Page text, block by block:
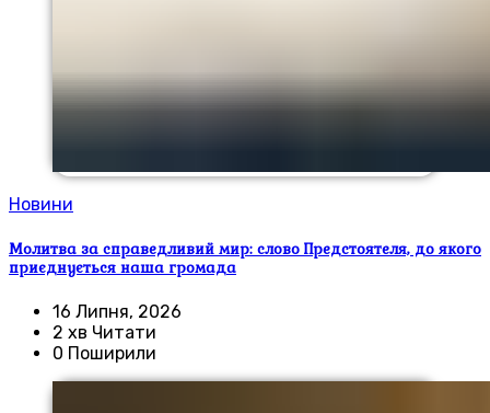
Новини
Молитва за справедливий мир: слово Предстоятеля, до якого
приєднується наша громада
16 Липня, 2026
2 хв Читати
0 Поширили